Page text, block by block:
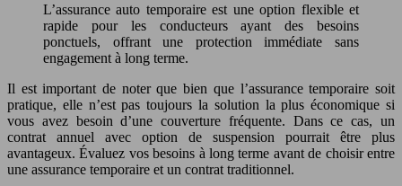
L’assurance auto temporaire est une option flexible et
rapide pour les conducteurs ayant des besoins
ponctuels, offrant une protection immédiate sans
engagement à long terme.
Il est important de noter que bien que l’assurance temporaire soit
pratique, elle n’est pas toujours la solution la plus économique si
vous avez besoin d’une couverture fréquente. Dans ce cas, un
contrat annuel avec option de suspension pourrait être plus
avantageux. Évaluez vos besoins à long terme avant de choisir entre
une assurance temporaire et un contrat traditionnel.